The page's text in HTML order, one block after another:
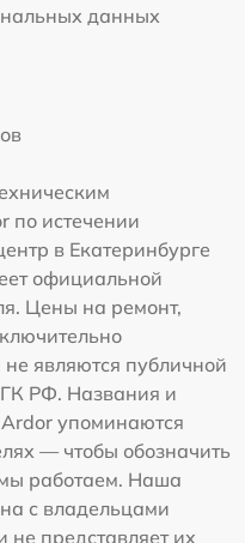
данных
по истечении
в Екатеринбурге
официальной
Цены на ремонт,
являются публичной
ГК РФ. Названия и
упоминаются
— чтобы обозначить
работаем. Наша
с владельцами
представляет их